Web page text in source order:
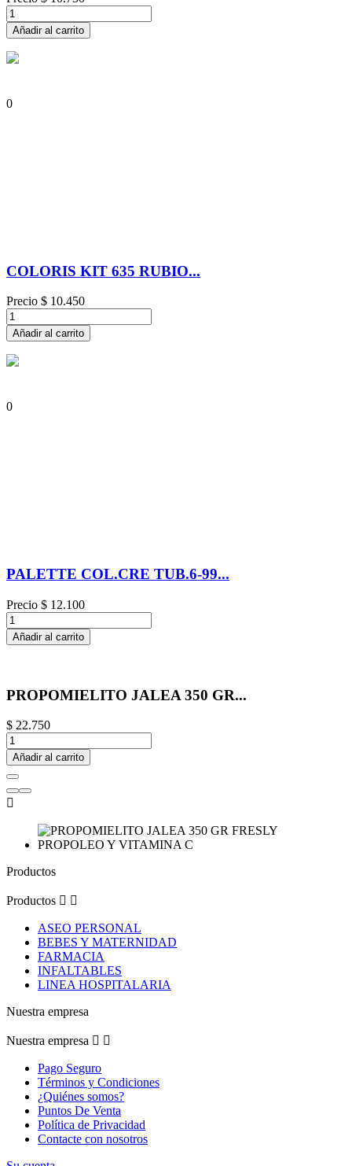
Añadir al carrito
0
COLORIS KIT 635 RUBIO...
Precio $ 10.450
Añadir al carrito
0
PALETTE COL.CRE TUB.6-99...
Precio $ 12.100
Añadir al carrito
PROPOMIELITO JALEA 350 GR...
$ 22.750
Añadir al carrito

Productos
Productos  
ASEO PERSONAL
BEBES Y MATERNIDAD
FARMACIA
INFALTABLES
LINEA HOSPITALARIA
Nuestra empresa
Nuestra empresa  
Pago Seguro
Términos y Condiciones
¿Quiénes somos?
Puntos De Venta
Política de Privacidad
Contacte con nosotros